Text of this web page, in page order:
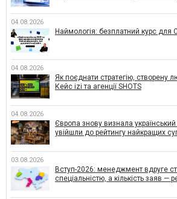
04.08.2026
Наймологія: безплатний курс для
04.08.2026
Як поєднати стратегію, створену
Кейс izi та агенції SHOTS
04.08.2026
Європа знову визнала український
увійшли до рейтингу найкращих
03.08.2026
Вступ-2026: менеджмент вдруге
спеціальністю, а кількість заяв —